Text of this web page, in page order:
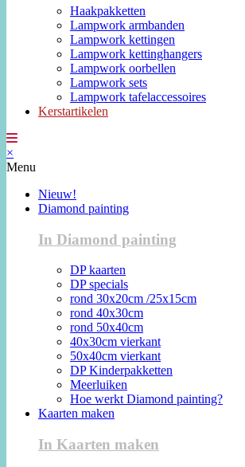
Haakpakketten
Lampwork armbanden
Lampwork kettingen
Lampwork kettinghangers
Lampwork oorbellen
Lampwork sets
Lampwork tafelaccessoires
Kerstartikelen
×
Menu
Nieuw!
Diamond painting
In Diamond painting
DP kaarten
DP specials
rond 30x20cm /25x15cm
rond 40x30cm
rond 50x40cm
40x30cm vierkant
50x40cm vierkant
DP Kinderpakketten
Meerluiken
Hoe werkt Diamond painting?
Kaarten maken
In Kaarten maken